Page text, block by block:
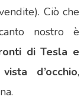
Ciò che
nostro è
di Tesla e
d’occhio,